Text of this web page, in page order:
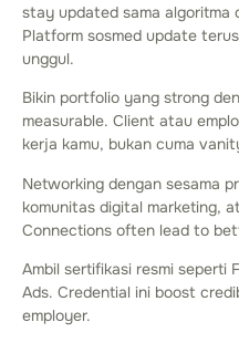
stay updated sama
Platform sosmed update
unggul.
Bikin portfolio yang strong
measurable. Client atau
kerja kamu, bukan cuma
Networking dengan sesama
komunitas digital marketing,
Connections often lead to
Ambil sertifikasi resmi seperti
Ads. Credential ini boost
employer.